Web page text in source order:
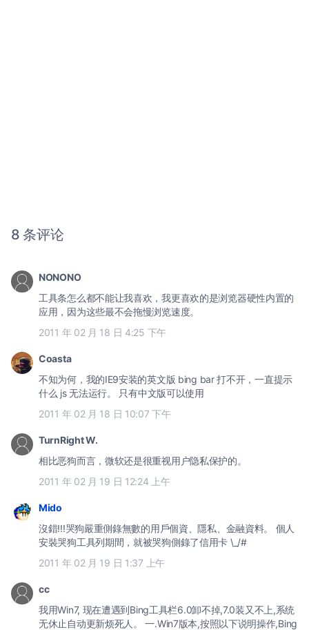
8 条评论
NONONO
工具条怎么都不能让我喜欢，我更喜欢的是浏览器硬性内置的
应用，因为这些最不会拖慢浏览速度。
2011 年 02 月 18 日 4:25 下午
Coasta
不知为何，我的IE9安装的英文版 bing bar 打不开，一直提示
什么 js 无法运行。 只有中文版可以使用
2011 年 02 月 18 日 10:07 下午
TurnRight W.
相比恶狗而言，微软还是很重视用户隐私保护的。
2011 年 02 月 19 日 12:24 上午
Mido
沒錯!!!哭狗嚴重側錄無數的用戶個資、隱私、金融資料。 個人
安裝哭狗工具列期間，就被哭狗側錄了信用卡 \_/#
2011 年 02 月 19 日 1:37 上午
cc
我用Win7, 现在遭遇到Bing工具栏6.0卸不掉,7.0装又不上,系统
无休止自动更新烦死人。 一.Win7版本,按照以下说明操作,Bing